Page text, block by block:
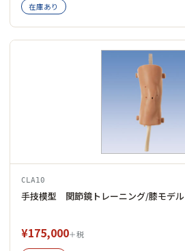
在庫あり
CLA10
手技模型 関節鏡トレーニング/膝モデル
¥175,000＋税